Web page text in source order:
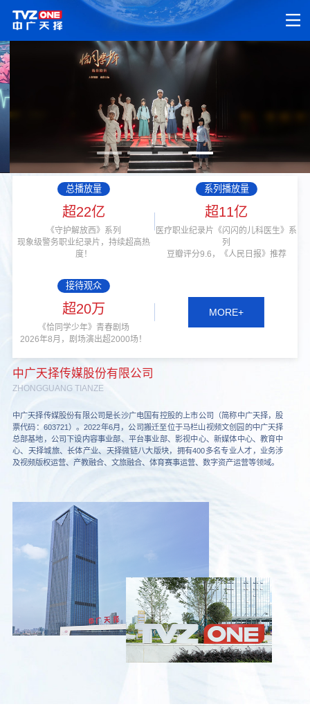
总播放量
超22亿
《守护解放西》系列
现象级警务职业纪录片，持续超高热
度！
系列播放量
超11亿
医疗职业纪录片《闪闪的儿科医生》系
列
豆瓣评分9.6，《人民日报》推荐
接待观众
超20万
《恰同学少年》青春剧场
2026年8月，剧场演出超2000场！
MORE+
中广天择传媒股份有限公司
ZHONGGUANG TIANZE
中广天择传媒股份有限公司是长沙广电国有控股的上市公司（简称中广天择，股
票代码：603721）。2022年6月，公司搬迁至位于马栏山视频文创园的中广天择
总部基地，公司下设内容事业部、平台事业部、影视中心、新媒体中心、教育中
心、天择城旅、长体产业、天择微链八大版块，拥有400多名专业人才，业务涉
及视频版权运营、产教融合、文旅融合、体育赛事运营、数字资产运营等领域。